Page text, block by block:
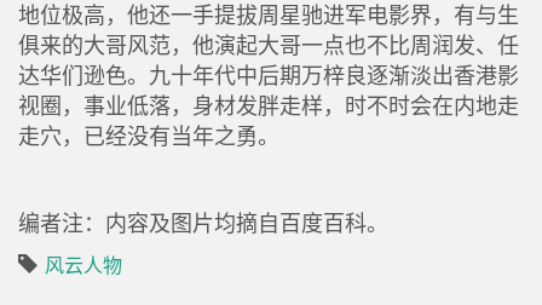
地位极高，他还一手提拔周星驰进军电影界，有与生
俱来的大哥风范，他演起大哥一点也不比周润发、任
达华们逊色。九十年代中后期万梓良逐渐淡出香港影
视圈，事业低落，身材发胖走样，时不时会在内地走
走穴，已经没有当年之勇。
编者注：内容及图片均摘自百度百科。
风云人物